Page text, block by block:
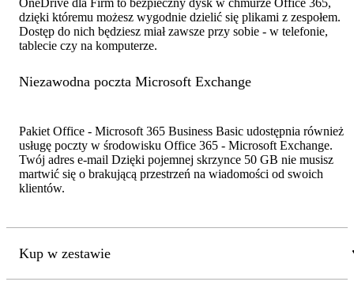
dzięki któremu możesz wygodnie dzielić się plikami z zespołem.
Dostęp do nich będziesz miał zawsze przy sobie - w telefonie,
tablecie czy na komputerze.
Niezawodna poczta Microsoft Exchange
Pakiet Office - Microsoft 365 Business Basic udostępnia również
usługę poczty w środowisku Office 365 - Microsoft Exchange.
Twój adres e-mail Dzięki pojemnej skrzynce 50 GB nie musisz
martwić się o brakującą przestrzeń na wiadomości od swoich
klientów.
Kup w zestawie